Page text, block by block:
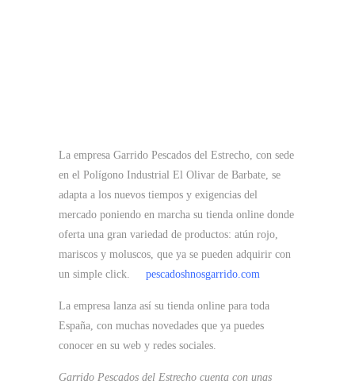
La empresa Garrido Pescados del Estrecho, con sede
en el Polígono Industrial El Olivar de Barbate, se
adapta a los nuevos tiempos y exigencias del
mercado poniendo en marcha su tienda online donde
oferta una gran variedad de productos: atún rojo,
mariscos y moluscos, que ya se pueden adquirir con
un simple click. pescadoshnosgarrido.com
La empresa lanza así su tienda online para toda
España, con muchas novedades que ya puedes
conocer en su web y redes sociales.
Garrido Pescados del Estrecho cuenta con unas